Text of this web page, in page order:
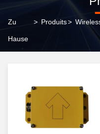
Zu
Hause
> Produits>